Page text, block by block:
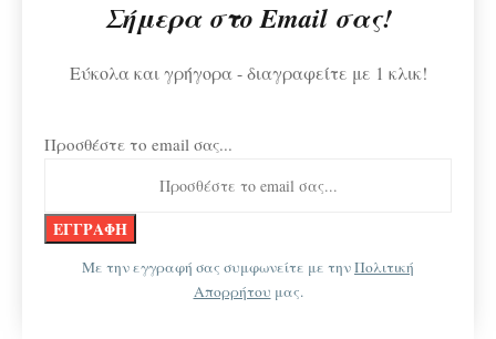
Σήμερα στο Email σας!
Εύκολα και γρήγορα - διαγραφείτε με 1 κλικ!
Προσθέστε το email σας...
Με την εγγραφή σας συμφωνείτε με τηνΠολιτική
Απορρήτου μας.